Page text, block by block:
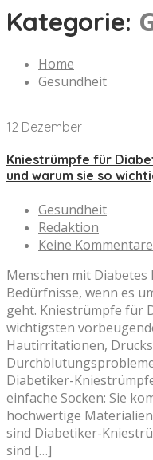
Kategorie:
Home
Gesundheit
12 Dezember
Kniestrümpfe für
und warum sie so
Gesundheit
Redaktion
Keine Kommentare
Menschen mit
Bedürfnisse, wenn es
geht. Kniestrümpfe für
wichtigsten
Hautirritationen,
Diabetiker-
einfache Socken: Sie
hochwertige
sind Diabetiker-
sind […]